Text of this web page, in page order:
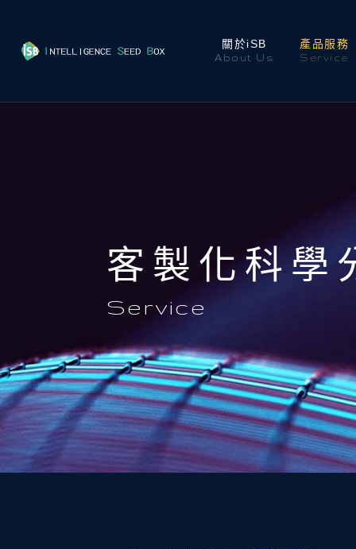
關於iSB
About Us
產品服務
Service
客製化科學
Service